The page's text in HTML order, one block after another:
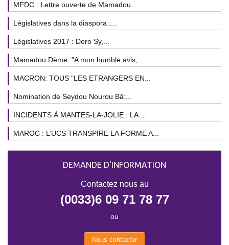
MFDC : Lettre ouverte de Mamadou...
Législatives dans la diaspora :...
Législatives 2017 : Doro Sy,...
Mamadou Dème: "A mon humble avis,...
MACRON: TOUS "LES ETRANGERS EN...
Nomination de Seydou Nourou Bâ:...
INCIDENTS À MANTES-LA-JOLIE : LA....
MAROC : L’UCS TRANSPIRE LA FORME A...
DEMANDE D'INFORMATION
Contactez nous au
(0033)6 09 71 78 77
ou
Nous contacter